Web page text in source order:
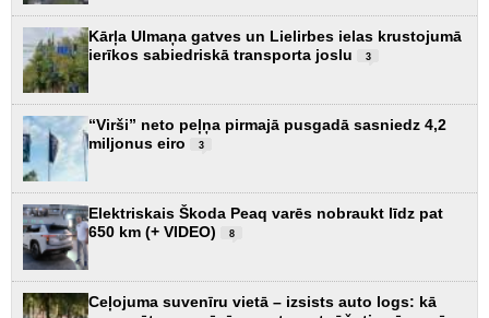
Kārļa Ulmaņa gatves un Lielirbes ielas krustojumā
ierīkos sabiedriskā transporta joslu
3
“Virši” neto peļņa pirmajā pusgadā sasniedz 4,2
miljonus eiro
3
Elektriskais Škoda Peaq varēs nobraukt līdz pat
650 km (+ VIDEO)
8
Ceļojuma suvenīru vietā – izsists auto logs: kā